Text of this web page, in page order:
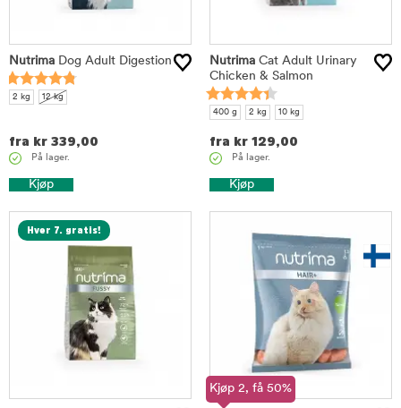
Nutrima Dog Adult Digestion
2 kg 12 kg
fra kr 339,00
På lager.
Kjøp
Nutrima Cat Adult Urinary
Chicken & Salmon
400 g 2 kg 10 kg
fra kr 129,00
På lager.
Kjøp
Hver 7. gratis!
Kjøp 2, få 50%